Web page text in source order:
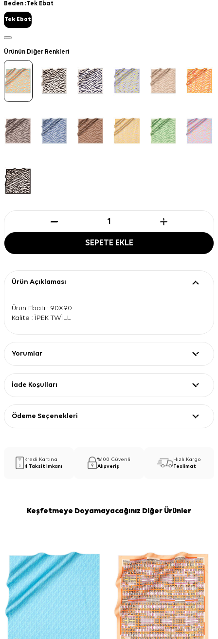
Beden :Tek Ebat
Tek Ebat
Ürünün Diğer Renkleri
SEPETE EKLE
Ürün Açıklaması
Ürün Ebatı : 90X90
Kalite : İPEK TWİLL
Yorumlar
İade Koşulları
Ödeme Seçenekleri
Kredi Kartına
4 Taksit İmkanı
%100 Güvenli
Alışveriş
Hızlı Kargo
Teslimat
Keşfetmeye Doyamayacağınız Diğer Ürünler